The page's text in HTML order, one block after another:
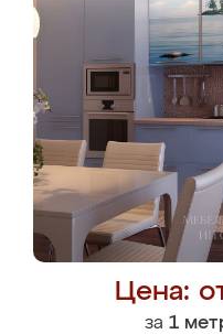
Цена:
за 1